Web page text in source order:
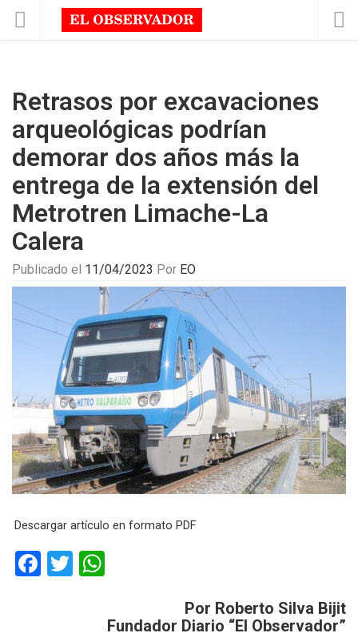
Retrasos por excavaciones
arqueológicas podrían
demorar dos años más la
entrega de la extensión del
Metrotren Limache-La
Calera
Publicado el 11/04/2023 Por EO
Descargar artículo en formato PDF
F
T
at
Por Roberto Silva Bijit
Fundador Diario “El Observador”